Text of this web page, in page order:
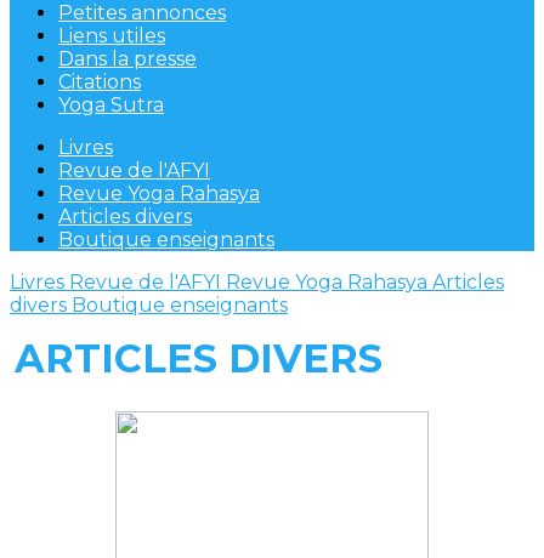
Petites annonces
Liens utiles
Dans la presse
Citations
Yoga Sutra
Livres
Revue de l'AFYI
Revue Yoga Rahasya
Articles divers
Boutique enseignants
Livres Revue de l'AFYI Revue Yoga Rahasya Articles
divers Boutique enseignants
ARTICLES DIVERS